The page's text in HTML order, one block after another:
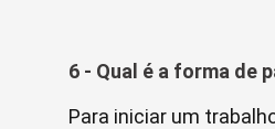
6 - Qual é a forma de
Para iniciar um